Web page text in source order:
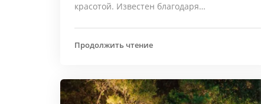
красотой. Известен благодаря…
Продолжить чтение